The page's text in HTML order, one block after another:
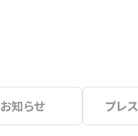
お知らせ プレ